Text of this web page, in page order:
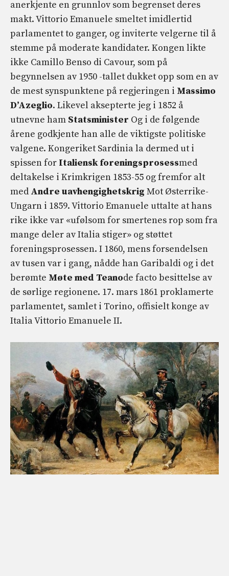
anerkjente en grunnlov som begrenset deres
makt. Vittorio Emanuele smeltet imidlertid
parlamentet to ganger, og inviterte velgerne til å
stemme på moderate kandidater. Kongen likte
ikke Camillo Benso di Cavour, som på
begynnelsen av 1950 -tallet dukket opp som en av
de mest synspunktene på regjeringen i Massimo
D’Azeglio. Likevel aksepterte jeg i 1852 å
utnevne ham Statsminister Og i de følgende
årene godkjente han alle de viktigste politiske
valgene. Kongeriket Sardinia la dermed ut i
spissen for Italiensk foreningsprosessmed
deltakelse i Krimkrigen 1853-55 og fremfor alt
med Andre uavhengighetskrig Mot Østerrike-
Ungarn i 1859. Vittorio Emanuele uttalte at hans
rike ikke var «ufølsom for smertenes rop som fra
mange deler av Italia stiger» og støttet
foreningsprosessen. I 1860, mens forsendelsen
av tusen var i gang, nådde han Garibaldi og i det
berømte Møte med Teanode facto besittelse av
de sørlige regionene. 17. mars 1861 proklamerte
parlamentet, samlet i Torino, offisielt konge av
Italia Vittorio Emanuele II.